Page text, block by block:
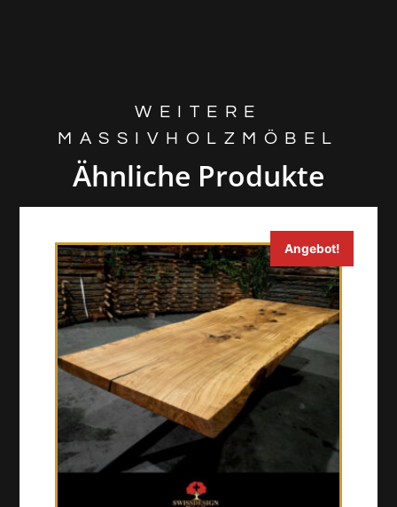
WEITERE
MASSIVHOLZMÖBEL
Ähnliche Produkte
Angebot!